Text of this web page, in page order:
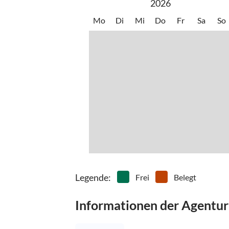
2026
Mo Di Mi Do Fr Sa So
Legende: Frei Belegt
Informationen der Agentur